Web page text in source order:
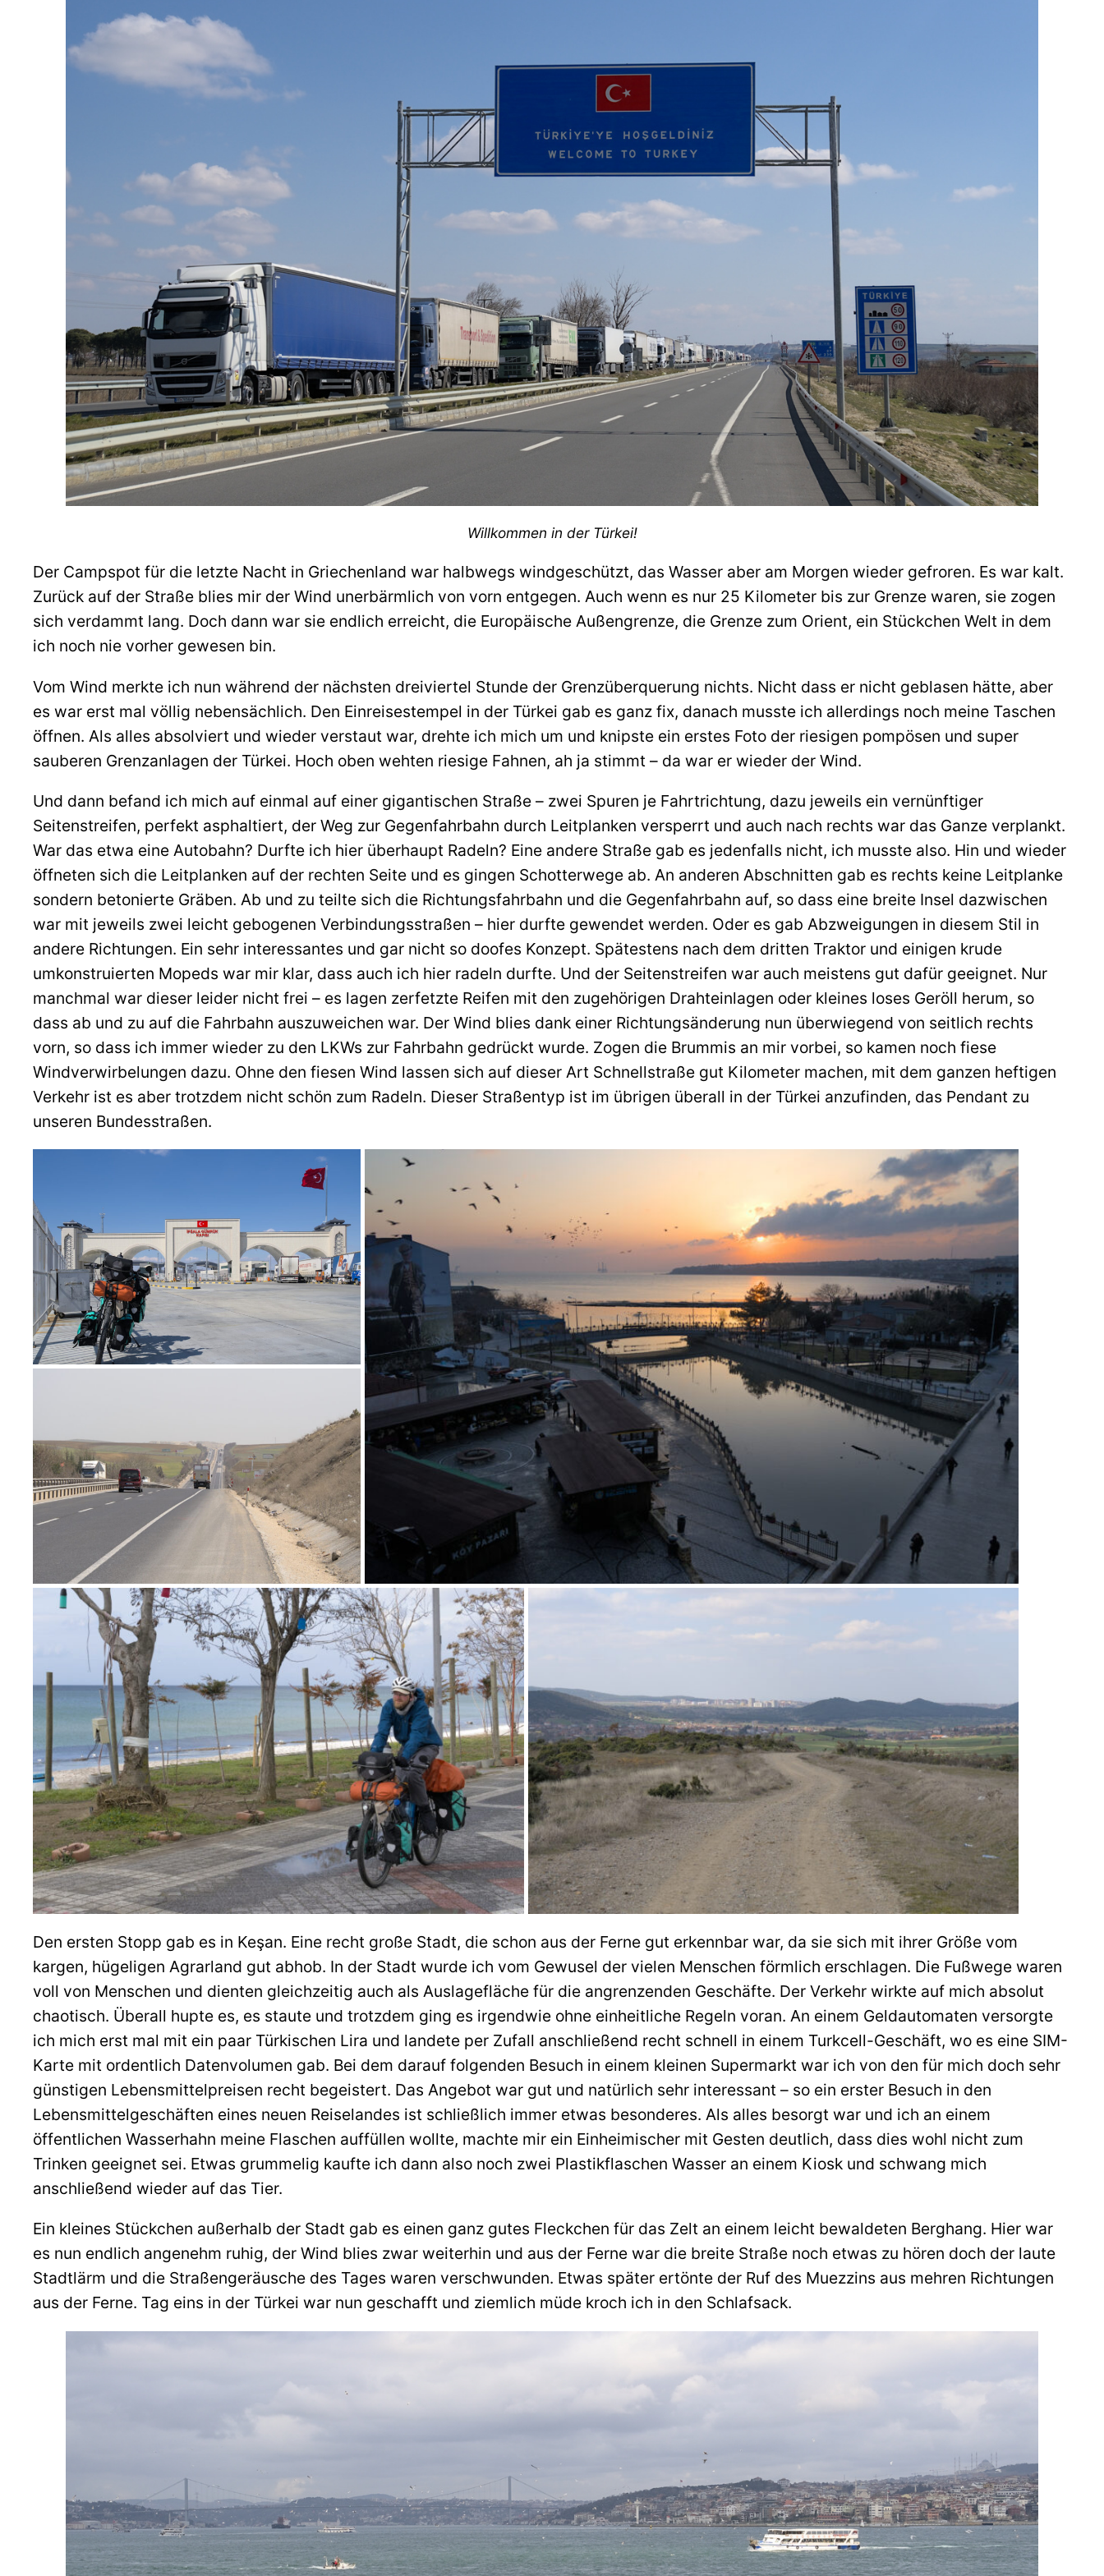
Willkommen in der Türkei!
Der Campspot für die letzte Nacht in Griechenland war halbwegs windgeschützt, das Wasser aber am Morgen wieder gefroren. Es war kalt.
Zurück auf der Straße blies mir der Wind unerbärmlich von vorn entgegen. Auch wenn es nur 25 Kilometer bis zur Grenze waren, sie zogen
sich verdammt lang. Doch dann war sie endlich erreicht, die Europäische Außengrenze, die Grenze zum Orient, ein Stückchen Welt in dem
ich noch nie vorher gewesen bin.
Vom Wind merkte ich nun während der nächsten dreiviertel Stunde der Grenzüberquerung nichts. Nicht dass er nicht geblasen hätte, aber
es war erst mal völlig nebensächlich. Den Einreisestempel in der Türkei gab es ganz fix, danach musste ich allerdings noch meine Taschen
öffnen. Als alles absolviert und wieder verstaut war, drehte ich mich um und knipste ein erstes Foto der riesigen pompösen und super
sauberen Grenzanlagen der Türkei. Hoch oben wehten riesige Fahnen, ah ja stimmt – da war er wieder der Wind.
Und dann befand ich mich auf einmal auf einer gigantischen Straße – zwei Spuren je Fahrtrichtung, dazu jeweils ein vernünftiger
Seitenstreifen, perfekt asphaltiert, der Weg zur Gegenfahrbahn durch Leitplanken versperrt und auch nach rechts war das Ganze verplankt.
War das etwa eine Autobahn? Durfte ich hier überhaupt Radeln? Eine andere Straße gab es jedenfalls nicht, ich musste also. Hin und wieder
öffneten sich die Leitplanken auf der rechten Seite und es gingen Schotterwege ab. An anderen Abschnitten gab es rechts keine Leitplanke
sondern betonierte Gräben. Ab und zu teilte sich die Richtungsfahrbahn und die Gegenfahrbahn auf, so dass eine breite Insel dazwischen
war mit jeweils zwei leicht gebogenen Verbindungsstraßen – hier durfte gewendet werden. Oder es gab Abzweigungen in diesem Stil in
andere Richtungen. Ein sehr interessantes und gar nicht so doofes Konzept. Spätestens nach dem dritten Traktor und einigen krude
umkonstruierten Mopeds war mir klar, dass auch ich hier radeln durfte. Und der Seitenstreifen war auch meistens gut dafür geeignet. Nur
manchmal war dieser leider nicht frei – es lagen zerfetzte Reifen mit den zugehörigen Drahteinlagen oder kleines loses Geröll herum, so
dass ab und zu auf die Fahrbahn auszuweichen war. Der Wind blies dank einer Richtungsänderung nun überwiegend von seitlich rechts
vorn, so dass ich immer wieder zu den LKWs zur Fahrbahn gedrückt wurde. Zogen die Brummis an mir vorbei, so kamen noch fiese
Windverwirbelungen dazu. Ohne den fiesen Wind lassen sich auf dieser Art Schnellstraße gut Kilometer machen, mit dem ganzen heftigen
Verkehr ist es aber trotzdem nicht schön zum Radeln. Dieser Straßentyp ist im übrigen überall in der Türkei anzufinden, das Pendant zu
unseren Bundesstraßen.
Den ersten Stopp gab es in Keşan. Eine recht große Stadt, die schon aus der Ferne gut erkennbar war, da sie sich mit ihrer Größe vom
kargen, hügeligen Agrarland gut abhob. In der Stadt wurde ich vom Gewusel der vielen Menschen förmlich erschlagen. Die Fußwege waren
voll von Menschen und dienten gleichzeitig auch als Auslagefläche für die angrenzenden Geschäfte. Der Verkehr wirkte auf mich absolut
chaotisch. Überall hupte es, es staute und trotzdem ging es irgendwie ohne einheitliche Regeln voran. An einem Geldautomaten versorgte
ich mich erst mal mit ein paar Türkischen Lira und landete per Zufall anschließend recht schnell in einem Turkcell-Geschäft, wo es eine SIM-
Karte mit ordentlich Datenvolumen gab. Bei dem darauf folgenden Besuch in einem kleinen Supermarkt war ich von den für mich doch sehr
günstigen Lebensmittelpreisen recht begeistert. Das Angebot war gut und natürlich sehr interessant – so ein erster Besuch in den
Lebensmittelgeschäften eines neuen Reiselandes ist schließlich immer etwas besonderes. Als alles besorgt war und ich an einem
öffentlichen Wasserhahn meine Flaschen auffüllen wollte, machte mir ein Einheimischer mit Gesten deutlich, dass dies wohl nicht zum
Trinken geeignet sei. Etwas grummelig kaufte ich dann also noch zwei Plastikflaschen Wasser an einem Kiosk und schwang mich
anschließend wieder auf das Tier.
Ein kleines Stückchen außerhalb der Stadt gab es einen ganz gutes Fleckchen für das Zelt an einem leicht bewaldeten Berghang. Hier war
es nun endlich angenehm ruhig, der Wind blies zwar weiterhin und aus der Ferne war die breite Straße noch etwas zu hören doch der laute
Stadtlärm und die Straßengeräusche des Tages waren verschwunden. Etwas später ertönte der Ruf des Muezzins aus mehren Richtungen
aus der Ferne. Tag eins in der Türkei war nun geschafft und ziemlich müde kroch ich in den Schlafsack.